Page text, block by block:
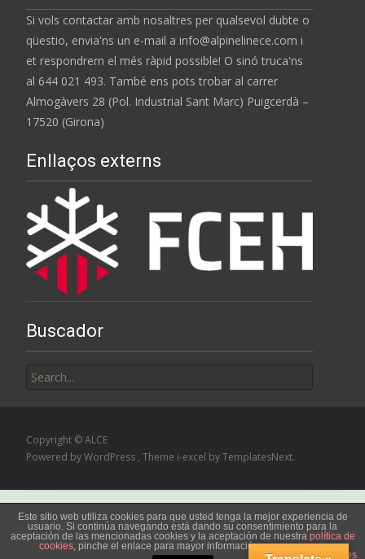
Si vols contactar amb nosaltres per qualsevol dubte o
qüestio, envia'ns un e-mail a info@alpinelinece.com i
et respondrem el més ràpid possible! O sinó truca'ns
al 644 021 493. També ens pots trobar al carrer
Almogàvers 28 (Pol. Industrial Sant Marc) Puigcerdà –
17520 (Girona)
Enllaços externs
Buscador
for:
Copyright © ALCE
Powered by WordPress , Theme i-excel by TemplatesNext.
Este sitio web utiliza cookies para que usted tenga la mejor experiencia de
usuario. Si continúa navegando está dando su consentimiento para la
aceptación de las mencionadas cookies y la aceptación de nuestra política de
cookies, pinche el enlace para mayor información.
plugin cookies